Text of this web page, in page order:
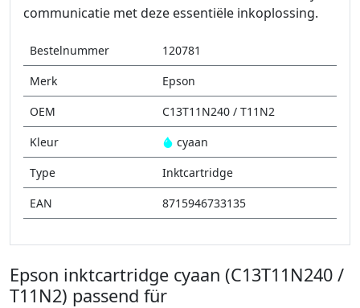
communicatie met deze essentiële inkoplossing.
Bestelnummer
120781
Merk
Epson
OEM
C13T11N240 / T11N2
Kleur
cyaan
Type
Inktcartridge
EAN
8715946733135
Epson inktcartridge cyaan (C13T11N240 /
T11N2) passend für